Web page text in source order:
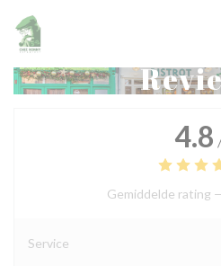
Cookies beheer paneel
4.8
Gemiddelde rating
Service